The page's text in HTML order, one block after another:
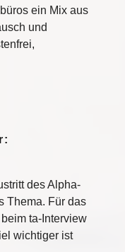
ein Mix aus
und
des Alpha-
Thema. Für das
ta-Interview
wichtiger ist